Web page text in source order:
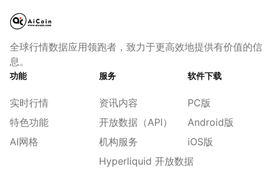
全球行情数据应用领跑者，致力于更高效地提供有价值的信
息。
功能
实时行情
特色功能
AI网格
服务
资讯内容
开放数据（API）
机构服务
Hyperliquid 开放数据
软件下载
PC版
Android版
iOS版